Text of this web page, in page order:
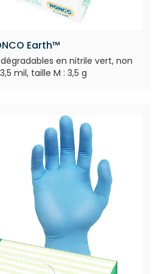
Earth™
en nitrile vert, non
mil, taille M : 3,5 g